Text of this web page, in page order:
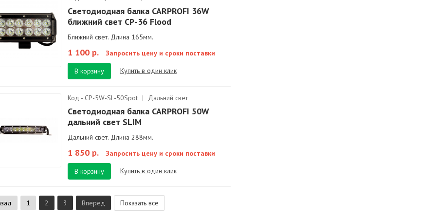
Светодиодная балка CARPROFI 36W
ближний свет CP-36 Flood
Ближний свет. Длина 165мм.
1 100 р. Запросить цену и сроки поставки
В корзину Купить в один клик
Код - CP-5W-SL-50Spot | Дальний свет
Светодиодная балка CARPROFI 50W
дальний свет SLIM
Дальний свет. Длина 288мм.
1 850 р. Запросить цену и сроки поставки
В корзину Купить в один клик
1 2 3 Вперед Показать все